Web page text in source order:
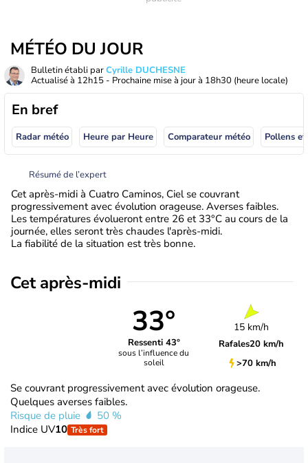
MÉTÉO DU JOUR
Bulletin établi parCyrille DUCHESNE
Actualisé à 12h15 - Prochaine mise à jour à 18h30 (heure locale)
En bref
Radar météo Heure par Heure Comparateur météo Pollens
Résumé de l’expert
Cet après-midi à Cuatro Caminos, Ciel se couvrant
progressivement avec évolution orageuse. Averses faibles.
Les températures évolueront entre 26 et 33°C au cours de la
journée, elles seront très chaudes l'après-midi.
La fiabilité de la situation est très bonne.
Cet après-midi
33°
Ressenti 43°
sous l’influence du
soleil
15 km/h
Rafales20 km/h
>70 km/h
Se couvrant progressivement avec évolution orageuse.
Quelques averses faibles.
Risque de pluie
50 %
Indice UV10 Très fort